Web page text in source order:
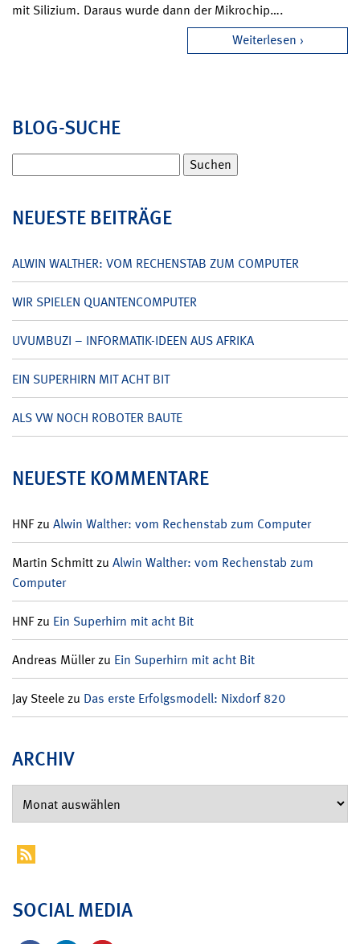
mit Silizium. Daraus wurde dann der Mikrochip….
Weiterlesen
BLOG-SUCHE
nach:
NEUESTE BEITRÄGE
ALWIN WALTHER: VOM RECHENSTAB ZUM COMPUTER
WIR SPIELEN QUANTENCOMPUTER
UVUMBUZI – INFORMATIK-IDEEN AUS AFRIKA
EIN SUPERHIRN MIT ACHT BIT
ALS VW NOCH ROBOTER BAUTE
NEUESTE KOMMENTARE
HNFzu Alwin Walther: vom Rechenstab zum Computer
Martin Schmittzu Alwin Walther: vom Rechenstab zum
Computer
HNFzu Ein Superhirn mit acht Bit
Andreas Müllerzu Ein Superhirn mit acht Bit
Jay Steelezu Das erste Erfolgsmodell: Nixdorf 820
ARCHIV
SOCIAL MEDIA